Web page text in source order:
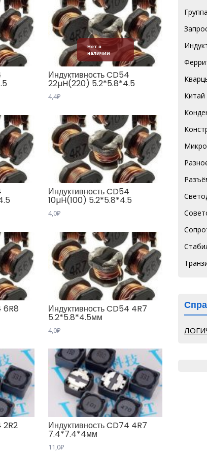
Нет в
наличии
Индуктивность CD54
22µH(220) 5.2*5.8*4.5
4,4₽
Индуктивность CD54
10µH(100) 5.2*5.8*4.5
4,0₽
6R8 Индуктивность CD54 4R7
5.2*5.8*4.5мм
4,0₽
2R2 Индуктивность CD74 4R7
7.4*7.4*4мм
11,0₽
Группа
Китай